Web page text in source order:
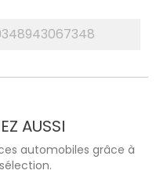
AUSSI
automobiles grâce à